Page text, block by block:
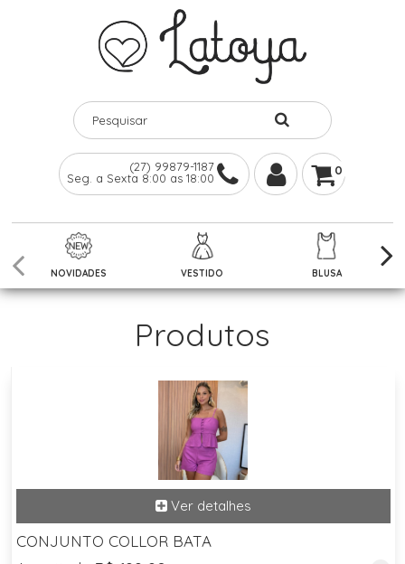
(27) 99879-1187
Seg. a Sexta 8:00 as 18:00
0
NOVIDADES VESTIDO BLUSA
Produtos
CONJUNTO COLLOR BATA